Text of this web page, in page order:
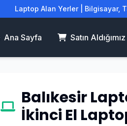
Laptop Alan Yerler | Bilgisayar,
Ana Sayfa Satın
Balıkesir
İkinci El